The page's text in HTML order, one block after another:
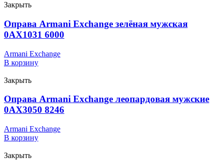
Закрыть
Оправа Armani Exchange зелёная мужская
0AX1031 6000
Armani Exchange
В корзину
Закрыть
Оправа Armani Exchange леопардовая мужские
0AX3050 8246
Armani Exchange
В корзину
Закрыть